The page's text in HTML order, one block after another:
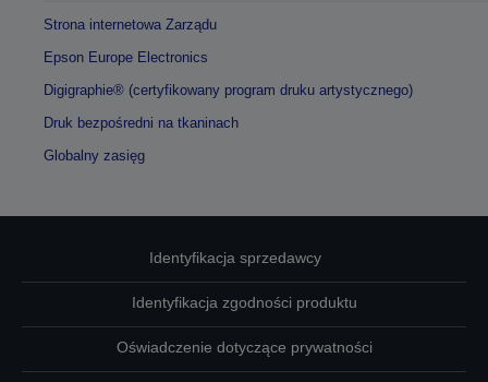
Strona internetowa Zarządu
Epson Europe Electronics
Digigraphie® (certyfikowany program druku artystycznego)
Druk bezpośredni na tkaninach
Globalny zasięg
Identyfikacja sprzedawcy
Identyfikacja zgodności produktu
Oświadczenie dotyczące prywatności